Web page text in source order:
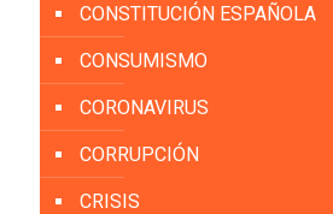
CONSTITUCIÓN ESPAÑOLA
CONSUMISMO
CORONAVIRUS
CORRUPCIÓN
CRISIS